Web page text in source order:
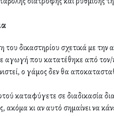
δικαστηρίου σχετικά με την
αγωγή που κατατέθηκε από
ο γάμος δεν θα
καταφύγετε σε διαδικασία
ακόμα κι αν αυτό σημαίνει να